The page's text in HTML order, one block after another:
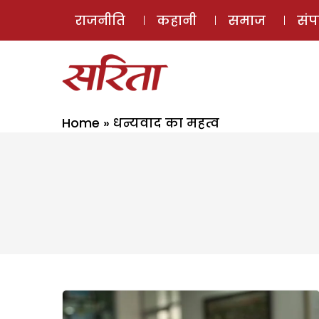
राजनीति कहानी समाज
Home » धन्यवाद का महत्व